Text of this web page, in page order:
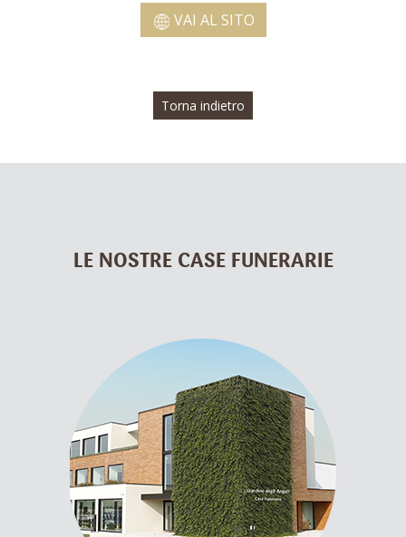
VAI AL SITO
Torna indietro
LE NOSTRE CASE FUNERARIE